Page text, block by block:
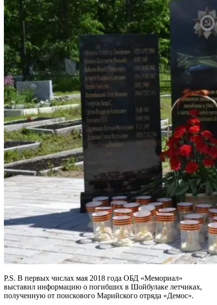
P.S. В первых числах мая 2018 года ОБД «Мемориал»
выставил информацию о погибших в Шойбулаке летчиках,
полученную от поискового Марийского отряда «Демос».